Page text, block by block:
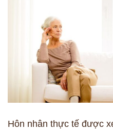
Hôn nhân thực tế được